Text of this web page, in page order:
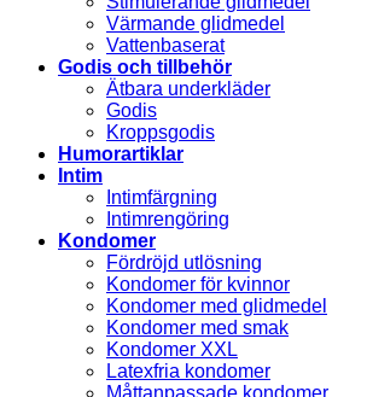
Värmande glidmedel
Vattenbaserat
Godis och tillbehör
Ätbara underkläder
Godis
Kroppsgodis
Humorartiklar
Intim
Intimfärgning
Intimrengöring
Kondomer
Fördröjd utlösning
Kondomer för kvinnor
Kondomer med glidmedel
Kondomer med smak
Kondomer XXL
Latexfria kondomer
Måttanpassade kondomer